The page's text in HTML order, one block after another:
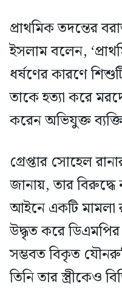
প্রাথমিক তদন্তের
ইসলাম বলেন,
ধর্ষণের কারণে
তাকে হত্যা করে
করেন অভিযুক্ত
গ্রেপ্তার সোহেল
জানায়, তার বিরুদ্ধে
আইনে একটি মামলা
উদ্ধৃত করে ডিএমপির
সম্ভবত বিকৃত
তিনি তার স্ত্রীকেও